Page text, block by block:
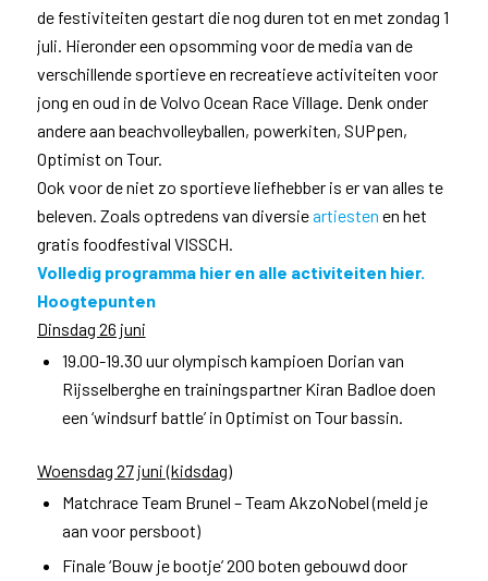
de festiviteiten gestart die nog duren tot en met zondag 1
juli. Hieronder een opsomming voor de media van de
verschillende sportieve en recreatieve activiteiten voor
jong en oud in de Volvo Ocean Race Village. Denk onder
andere aan beachvolleyballen, powerkiten, SUPpen,
Optimist on Tour.
Ook voor de niet zo sportieve liefhebber is er van alles te
beleven. Zoals optredens van diversieartiesten en het
gratis foodfestival VISSCH.
Volledig programma hieren alle activiteiten hier.
Hoogtepunten
Dinsdag 26 juni
19.00-19.30 uur olympisch kampioen Dorian van
Rijsselberghe en trainingspartner Kiran Badloe doen
een ‘windsurf battle’ in Optimist on Tour bassin.
Woensdag 27 juni (kidsdag)
Matchrace Team Brunel – Team AkzoNobel (meld je
aan voor persboot)
Finale ‘Bouw je bootje’ 200 boten gebouwd door